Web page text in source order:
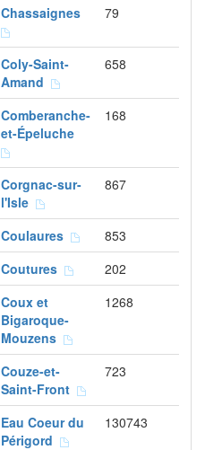
Chassaignes 79
Coly-Saint-
Amand
658
Comberanche-
et-Épeluche
168
Corgnac-sur-
l'Isle
867
Coulaures
853
Coutures
202
Coux et
Bigaroque-
Mouzens
1268
Couze-et-
Saint-Front
723
Eau Coeur du
Périgord
130743